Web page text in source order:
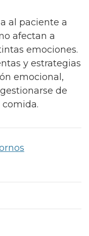
al paciente a
afectan a
emociones.
y estrategias
emocional,
de